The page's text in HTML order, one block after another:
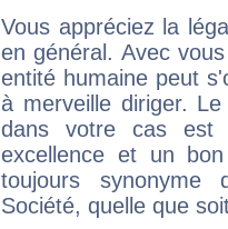
Vous appréciez la
en général. Avec
entité humaine peut
à merveille diriger.
dans votre cas est
excellence et un
toujours synonyme
Société, quelle que